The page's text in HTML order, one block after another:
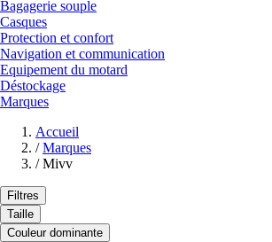
Bagagerie souple
Casques
Protection et confort
Navigation et communication
Equipement du motard
Déstockage
Marques
Accueil
/ Marques
/ Mivv
Filtres
Taille
Couleur dominante